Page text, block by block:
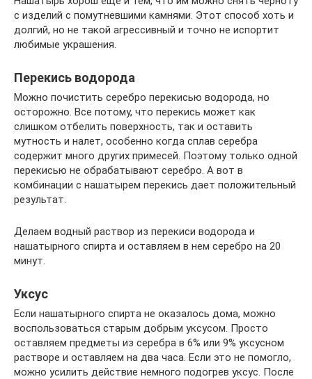
с изделий с помутневшими камнями. Этот способ хоть и
долгий, но не такой агрессивный и точно не испортит
любимые украшения.
Перекись водорода
Можно почистить серебро перекисью водорода, но
осторожно. Все потому, что перекись может как
слишком отбелить поверхность, так и оставить
мутность и налет, особенно когда сплав серебра
содержит много других примесей. Поэтому только одной
перекисью не обрабатывают серебро. А вот в
комбинации с нашатырем перекись дает положительный
результат.
Делаем водный раствор из перекиси водорода и
нашатырного спирта и оставляем в нем серебро на 20
минут.
Уксус
Если нашатырного спирта не оказалось дома, можно
воспользоваться старым добрым уксусом. Просто
оставляем предметы из серебра в 6% или 9% уксусном
растворе и оставляем на два часа. Если это не помогло,
можно усилить действие немного подогрев уксус. После